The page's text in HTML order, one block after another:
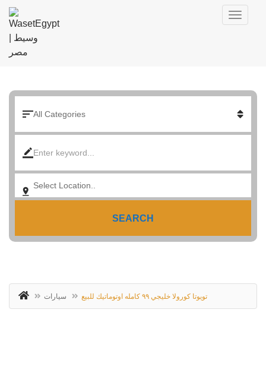
SEARCH
سيارات تويوتا كورولا خليجي ٩٩ كامله اوتوماتيك للبيع